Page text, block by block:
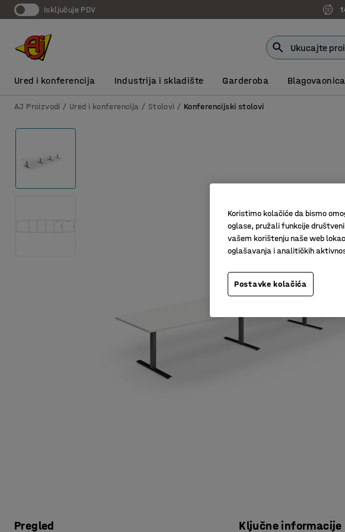
Isključuje PDV
Ured i konferencija Industrija i skladište Garderoba Blagovaonica
AJ Proizvodi Ured i konferencija Stolovi Konferencijski stolovi
Pregled Ključne informacije
Koristimo kolačiće da bismo
oglase, pružali funkcije
vašem korištenju naše web
oglašavanja i analitičkih
Postavke kolačića